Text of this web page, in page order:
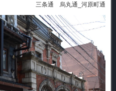
三条通 烏丸通_河原町通